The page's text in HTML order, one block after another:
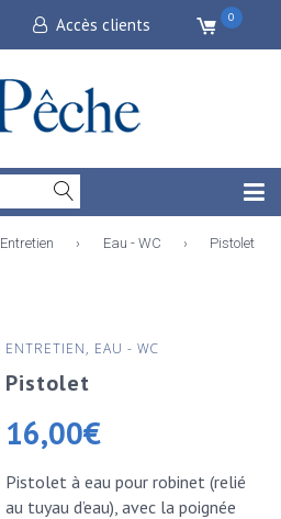
Accès clients 0
Entretien › Eau - WC › Pistolet
ENTRETIEN, EAU - WC
Pistolet
16,00€
Pistolet à eau pour robinet (relié
au tuyau d’eau), avec la poignée